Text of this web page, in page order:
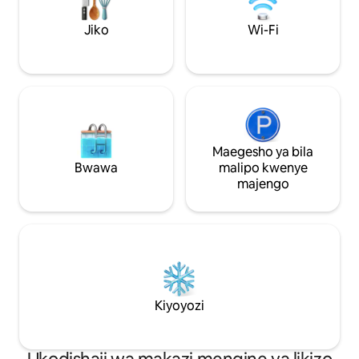
salama 💰 Punguzo kwa usiku +1 Starehe
na eneo bora. 📅 Weka nafasi sasa na
moto la nje la
ajili ya kupumzika.
Jiko Wi-Fi
Bwawa
Maegesho ya bila
malipo kwenye
majengo
Kiyoyozi